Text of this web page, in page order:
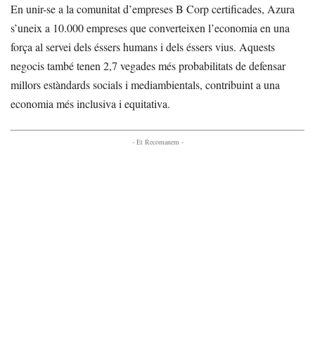
En unir-se a la comunitat d’empreses B Corp certificades, Azura
s’uneix a 10.000 empreses que converteixen l’economia en una
força al servei dels éssers humans i dels éssers vius. Aquests
negocis també tenen 2,7 vegades més probabilitats de defensar
millors estàndards socials i mediambientals, contribuint a una
economia més inclusiva i equitativa.
- Et Recomanem -